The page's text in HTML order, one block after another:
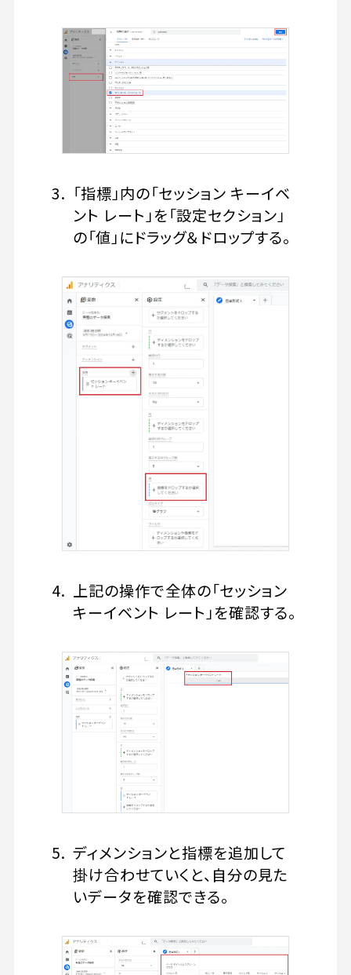
「指標」内の「セッション キーイベ
ント レート」を「設定セクション」
の「値」にドラッグ＆ドロップする。
上記の操作で全体の「セッション
キーイベント レート」を確認する。
ディメンションと指標を追加して
掛け合わせていくと、自分の見た
いデータを確認できる。